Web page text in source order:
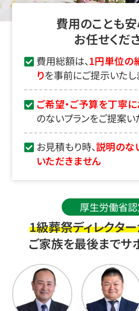
費用のことも
お任せくだ
費用総額は、1円単位の
りを事前にご提示いたし
ご希望・ご予算を丁寧
のないプランをご提案い
お見積もり時、説明のな
いただきません
厚生労働省
1級葬祭ディレクタ
ご家族を最後までサ